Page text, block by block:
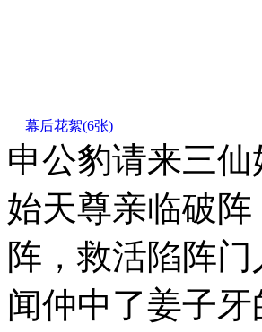
幕后花絮(6张)
申公豹请来三
始天尊亲临破
阵，救活陷阵
闻仲中了姜子